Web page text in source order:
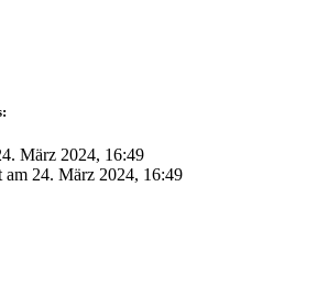
März 2024, 16:49
am 24. März 2024, 16:49